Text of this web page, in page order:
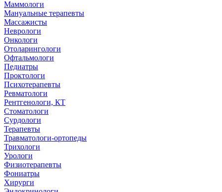
Маммологи
Мануальные терапевты
Массажисты
Неврологи
Онкологи
Отоларингологи
Офтальмологи
Педиатры
Проктологи
Психотерапевты
Ревматологи
Рентгенологи, КТ
Стоматологи
Сурдологи
Терапевты
Травматологи-ортопеды
Трихологи
Урологи
Физиотерапевты
Фониатры
Хирурги